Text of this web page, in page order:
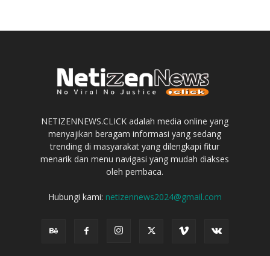
NETIZENNEWS.CLICK adalah media online yang
menyajikan beragam informasi yang sedang
trending di masyarakat yang dilengkapi fitur
menarik dan menu navigasi yang mudah diakses
oleh pembaca.
Hubungi kami: netizennews2024@gmail.com